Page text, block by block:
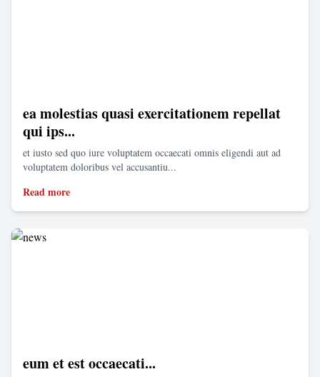
ea molestias quasi exercitationem repellat
qui ips...
et iusto sed quo iure voluptatem occaecati omnis eligendi aut ad
voluptatem doloribus vel accusantiu...
Read more
eum et est occaecati...